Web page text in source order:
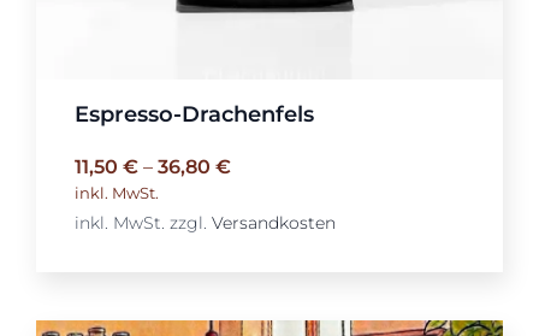
Espresso-Drachenfels
11,50 €– 36,80 €
inkl. MwSt.
inkl. MwSt. zzgl. Versandkosten